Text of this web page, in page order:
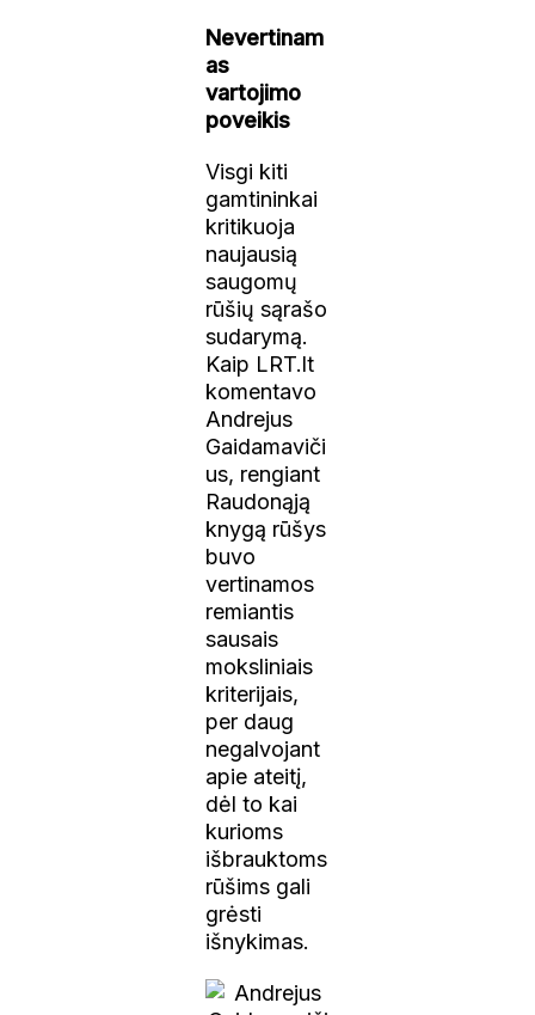
Nevertinam
as
vartojimo
poveikis
Visgi kiti
gamtininkai
kritikuoja
naujausią
saugomų
rūšių sąrašo
sudarymą.
Kaip LRT.lt
komentavo
Andrejus
Gaidamaviči
us, rengiant
Raudonąją
knygą rūšys
buvo
vertinamos
remiantis
sausais
moksliniais
kriterijais,
per daug
negalvojant
apie ateitį,
dėl to kai
kurioms
išbrauktoms
rūšims gali
grėsti
išnykimas.